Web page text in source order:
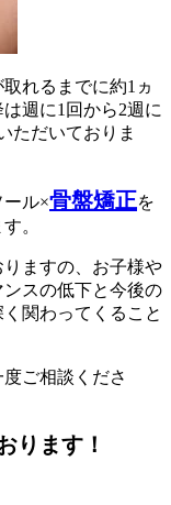
れるまでに約1ヵ
週に1回から2週に
ただいておりま
ル×骨盤矯正を
。
ますの、お子様や
スの低下と今後の
関わってくること
ご相談くださ
ります！